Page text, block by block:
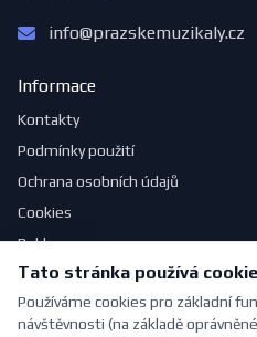
info@prazskemuzikaly.cz
Informace
Kontakty
Podmínky použití
Ochrana osobních údajů
Cookies
Reklama
Jak se obléknout do divadla
Tato stránka používá
Používáme cookies pro základní
návštěvnosti (na základě